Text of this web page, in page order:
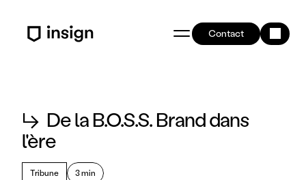
Contact
↳ De la B.O.S.S. Brand dans
l'ère
Tribune 3 min